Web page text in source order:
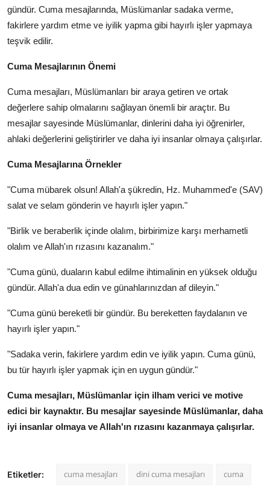
gündür. Cuma mesajlarında, Müslümanlar sadaka verme,
fakirlere yardım etme ve iyilik yapma gibi hayırlı işler yapmaya
teşvik edilir.
Cuma Mesajlarının Önemi
Cuma mesajları, Müslümanları bir araya getiren ve ortak
değerlere sahip olmalarını sağlayan önemli bir araçtır. Bu
mesajlar sayesinde Müslümanlar, dinlerini daha iyi öğrenirler,
ahlaki değerlerini geliştirirler ve daha iyi insanlar olmaya çalışırlar.
Cuma Mesajlarına Örnekler
"Cuma mübarek olsun! Allah'a şükredin, Hz. Muhammed'e (SAV)
salat ve selam gönderin ve hayırlı işler yapın."
"Birlik ve beraberlik içinde olalım, birbirimize karşı merhametli
olalım ve Allah'ın rızasını kazanalım."
"Cuma günü, duaların kabul edilme ihtimalinin en yüksek olduğu
gündür. Allah'a dua edin ve günahlarınızdan af dileyin."
"Cuma günü bereketli bir gündür. Bu bereketten faydalanın ve
hayırlı işler yapın."
"Sadaka verin, fakirlere yardım edin ve iyilik yapın. Cuma günü,
bu tür hayırlı işler yapmak için en uygun gündür."
Cuma mesajları, Müslümanlar için ilham verici ve motive
edici bir kaynaktır. Bu mesajlar sayesinde Müslümanlar, daha
iyi insanlar olmaya ve Allah'ın rızasını kazanmaya çalışırlar.
Etiketler: cuma mesajları dini cuma mesajları cuma